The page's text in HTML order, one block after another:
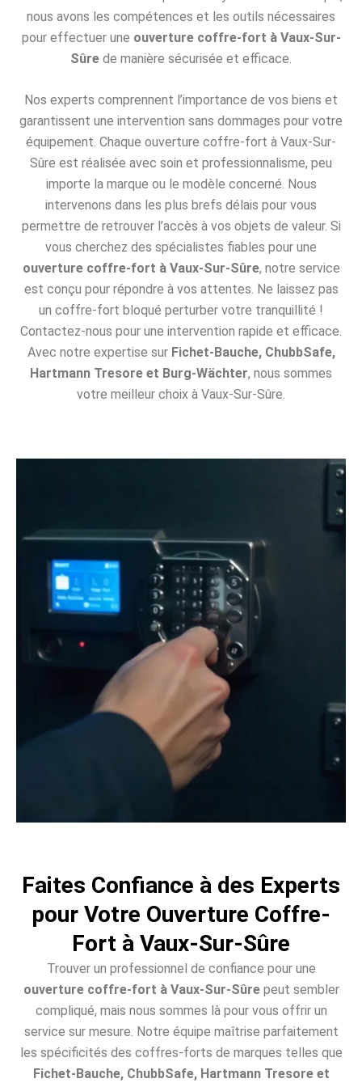
nous avons les compétences et les outils nécessaires
pour effectuer une ouverture coffre-fort à Vaux-Sur-
Sûre de manière sécurisée et efficace.
Nos experts comprennent l’importance de vos biens et
garantissent une intervention sans dommages pour votre
équipement. Chaque ouverture coffre-fort à Vaux-Sur-
Sûre est réalisée avec soin et professionnalisme, peu
importe la marque ou le modèle concerné. Nous
intervenons dans les plus brefs délais pour vous
permettre de retrouver l’accès à vos objets de valeur. Si
vous cherchez des spécialistes fiables pour une
ouverture coffre-fort à Vaux-Sur-Sûre, notre service
est conçu pour répondre à vos attentes. Ne laissez pas
un coffre-fort bloqué perturber votre tranquillité !
Contactez-nous pour une intervention rapide et efficace.
Avec notre expertise sur Fichet-Bauche, ChubbSafe,
Hartmann Tresore et Burg-Wächter, nous sommes
votre meilleur choix à Vaux-Sur-Sûre.
Faites Confiance à des Experts
pour Votre Ouverture Coffre-
Fort à Vaux-Sur-Sûre
Trouver un professionnel de confiance pour une
ouverture coffre-fort à Vaux-Sur-Sûrepeut sembler
compliqué, mais nous sommes là pour vous offrir un
service sur mesure. Notre équipe maîtrise parfaitement
les spécificités des coffres-forts de marques telles que
Fichet-Bauche, ChubbSafe, Hartmann Tresore et